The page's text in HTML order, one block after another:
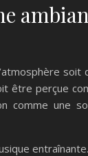
soit
être perçue
comme une
entraînante.